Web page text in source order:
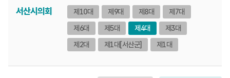
5분자유발언
서산시의회 제10대 제9대 제8대
제7대
제6대
제5대 제4대
제3대
제2대
제1대[서산군] 제1대